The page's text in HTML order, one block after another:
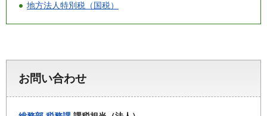
地方法人特別税（国税）
お問い合わせ